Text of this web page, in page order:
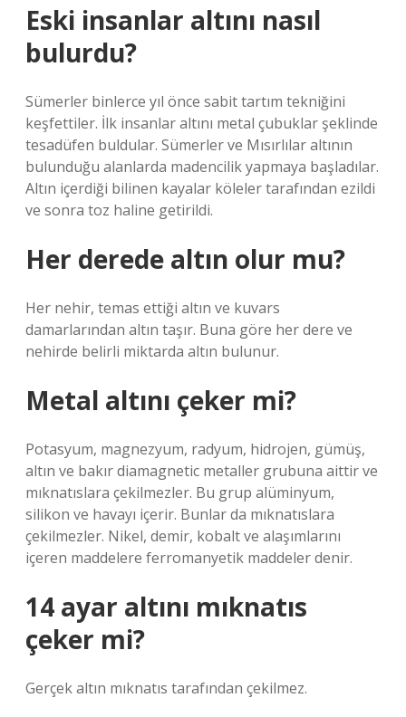
Eski insanlar altını nasıl
bulurdu?
Sümerler binlerce yıl önce sabit tartım tekniğini
keşfettiler. İlk insanlar altını metal çubuklar şeklinde
tesadüfen buldular. Sümerler ve Mısırlılar altının
bulunduğu alanlarda madencilik yapmaya başladılar.
Altın içerdiği bilinen kayalar köleler tarafından ezildi
ve sonra toz haline getirildi.
Her derede altın olur mu?
Her nehir, temas ettiği altın ve kuvars
damarlarından altın taşır. Buna göre her dere ve
nehirde belirli miktarda altın bulunur.
Metal altını çeker mi?
Potasyum, magnezyum, radyum, hidrojen, gümüş,
altın ve bakır diamagnetic metaller grubuna aittir ve
mıknatıslara çekilmezler. Bu grup alüminyum,
silikon ve havayı içerir. Bunlar da mıknatıslara
çekilmezler. Nikel, demir, kobalt ve alaşımlarını
içeren maddelere ferromanyetik maddeler denir.
14 ayar altını mıknatıs
çeker mi?
Gerçek altın mıknatıs tarafından çekilmez.